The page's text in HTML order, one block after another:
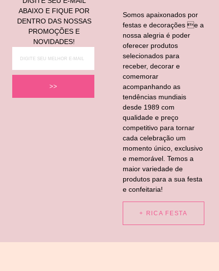
ABAIXO E FIQUE POR
DENTRO DAS NOSSAS
PROMOÇÕES E
NOVIDADES!
>>
Somos apaixonados por
festas e decorações e a
nossa alegria é poder
oferecer produtos
selecionados para
receber, decorar e
comemorar
acompanhando as
tendências mundiais
desde 1989 com
qualidade e preço
competitivo para tornar
cada celebração um
momento único, exclusivo
e memorável. Temos a
maior variedade de
produtos para a sua festa
e confeitaria!
+ RICA FESTA